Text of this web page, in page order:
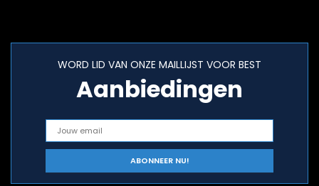
WORD LID VAN ONZE MAILLIJST VOOR BEST
Aanbiedingen